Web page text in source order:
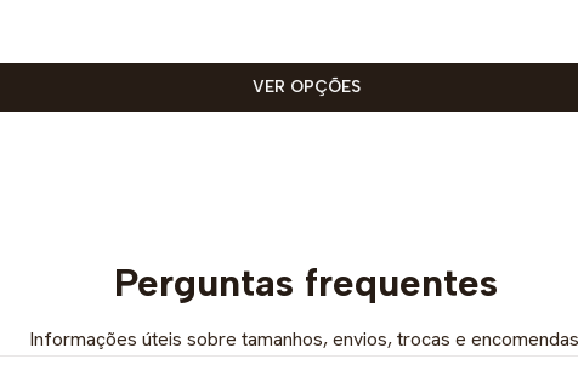
VER OPÇÕES
Perguntas frequentes
Informações úteis sobre tamanhos, envios, trocas e